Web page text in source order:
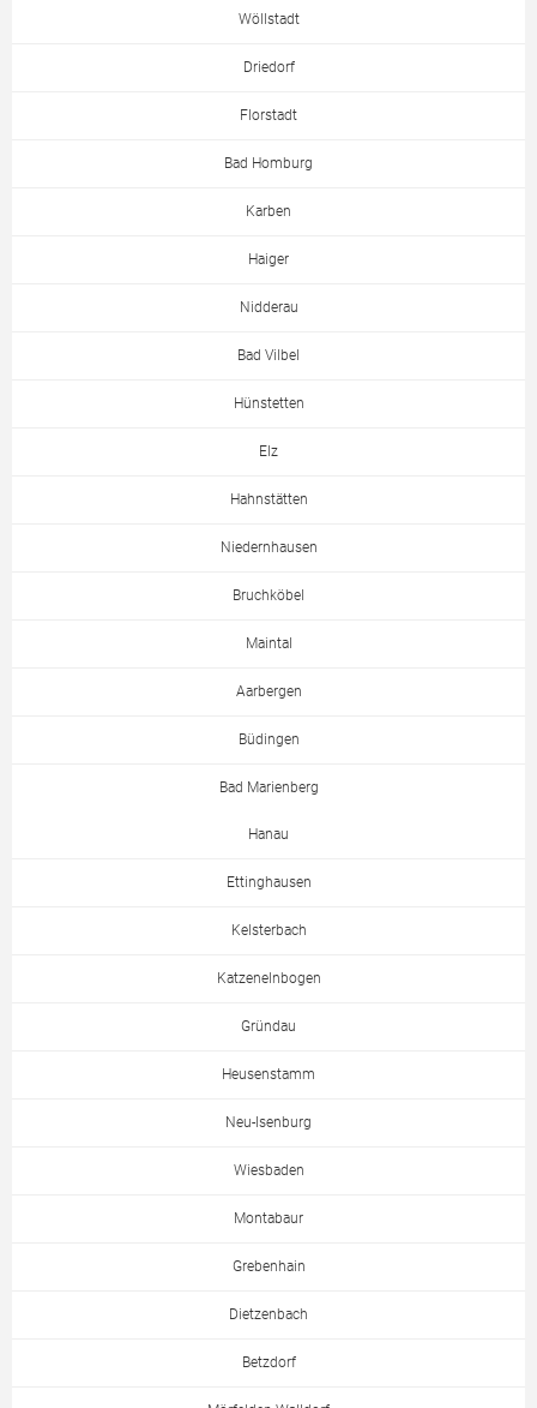
Wöllstadt
Driedorf
Florstadt
Bad Homburg
Karben
Haiger
Nidderau
Bad Vilbel
Hünstetten
Elz
Hahnstätten
Niedernhausen
Bruchköbel
Maintal
Aarbergen
Büdingen
Bad Marienberg
Hanau
Ettinghausen
Kelsterbach
Katzenelnbogen
Gründau
Heusenstamm
Neu-Isenburg
Wiesbaden
Montabaur
Grebenhain
Dietzenbach
Betzdorf